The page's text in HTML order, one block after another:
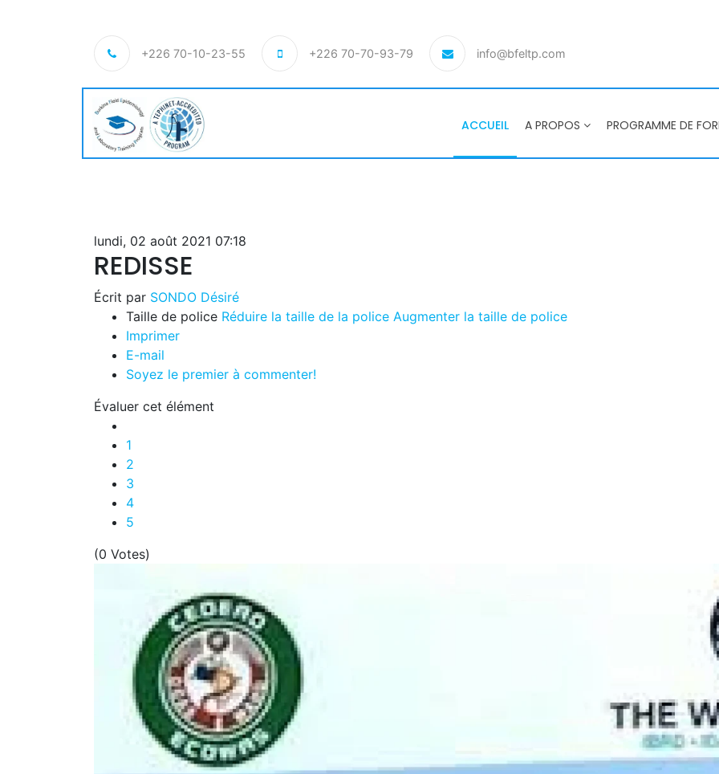
+226 70-10-23-55 +226 70-70-93-79 info@bfeltp.com
ACCUEIL A PROPOS PROGRAMME DE
lundi, 02 août 2021 07:18
REDISSE
Écrit par SONDO Désiré
Taille de police Réduire la taille de la police Augmenter la taille de police
Imprimer
E-mail
Soyez le premier à commenter!
Évaluer cet élément
1
2
3
4
5
(0 Votes)